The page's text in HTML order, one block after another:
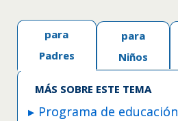
para
Niños
para
Padres
MÁS SOBRE ESTE TEMA
Programa de educación